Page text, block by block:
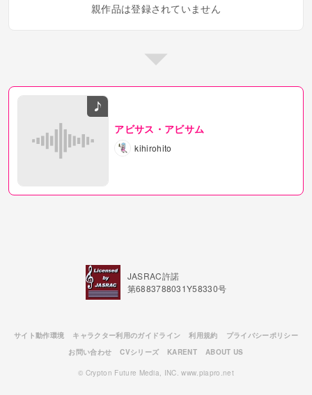
親作品は登録されていません
アビサス・アビサム
kihirohito
JASRAC許諾
第6883788031Y58330号
サイト動作環境 キャラクター利用のガイドライン 利用規約
プライバシーポリシー
お問い合わせ
CVシリーズ KARENT ABOUT US
© Crypton Future Media, INC. www.piapro.net